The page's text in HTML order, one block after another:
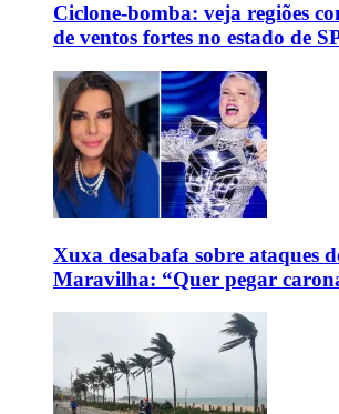
Ciclone-bomba: veja regiões
de ventos fortes no estado de
Xuxa desabafa sobre ataques
Maravilha: “Quer pegar